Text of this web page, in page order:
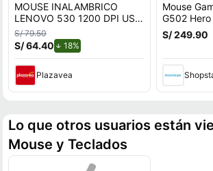
MOUSE INALAMBRICO
LENOVO 530 1200 DPI USB
3 BOTONES BATERIA AA,
AMBIDIESTRO GRIS P/N:
GY50Z18985
S/ 79.50
S/ 64.40 18%
Plazavea
Mouse
G502 Hero
25K DPI
S/ 249.90
Lo que otros usuarios están
Mouse y Teclados